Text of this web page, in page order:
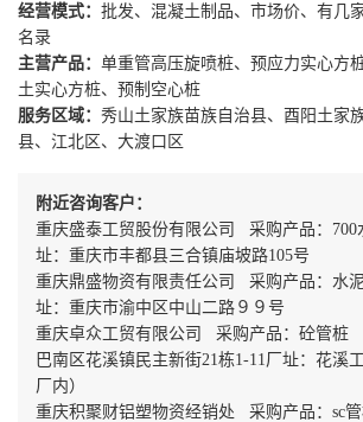
经营模式： 批发、混凝土制品、市场价、有几
名录
主营产品： 单重管高压旋喷桩、预应力实心方
土实心方桩、预制空心桩
服务区域： 秀山土家族苗族自治县、酉阳土家
县、江北区、大渡口区
附近咨询客户：
重庆盛泰工贸股份有限公司 采购产品：
址：重庆市丰都县三合镇庙坡路105号
重庆鼎盛物资有限责任公司 采购产品：水
址：重庆市渝中区中山二路９９号
重庆卓众工贸有限公司 采购产品：砼管桩
巴南区花溪镇民主新街21栋1-11厂址：花溪
厂内）
重庆积聚财铝塑物资经销处 采购产品：sc